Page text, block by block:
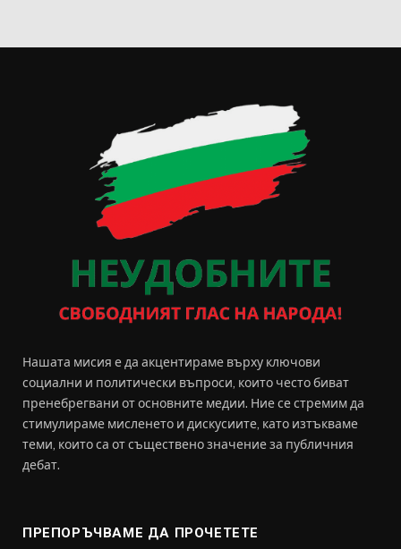
Нашата мисия е да акцентираме върху ключови
социални и политически въпроси, които често биват
пренебрегвани от основните медии. Ние се стремим да
стимулираме мисленето и дискусиите, като изтъкваме
теми, които са от съществено значение за публичния
дебат.
ПРЕПОРЪЧВАМЕ ДА ПРОЧЕТЕТЕ